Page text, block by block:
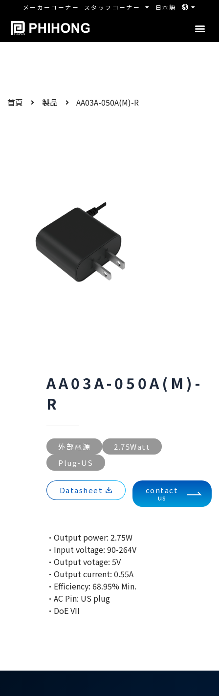
メーカーコーナー スタッフコーナー 日本語
首頁 製品 AA03A-050A(M)-R
AA03A-050A(M)-
R
外部電源
2.75Watt
Plug-US
Datasheet contact
us
·Output power: 2.75W
·Input voltage: 90-264V
·Output votage: 5V
·Output current: 0.55A
·Efficiency: 68.95% Min.
·AC Pin: US plug
·DoE VII